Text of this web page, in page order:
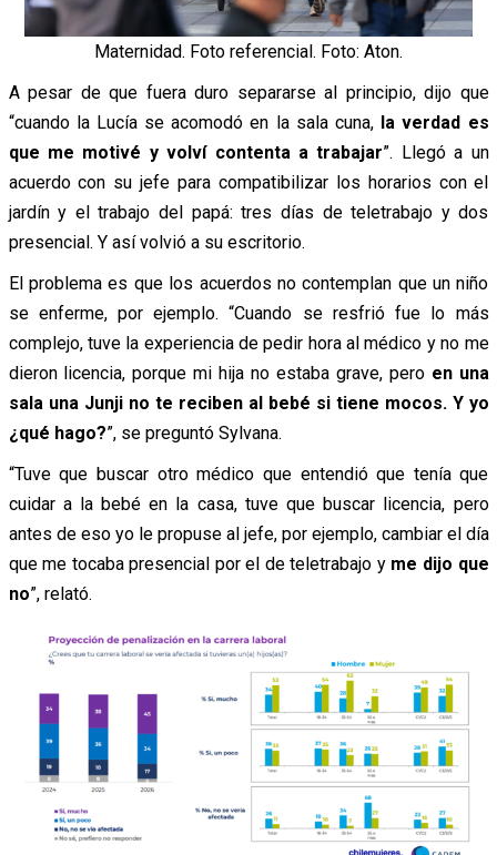
Maternidad. Foto referencial. Foto: Aton.
A pesar de que fuera duro separarse al principio, dijo que
“cuando la Lucía se acomodó en la sala cuna, la verdad es
que me motivé y volví contenta a trabajar”. Llegó a un
acuerdo con su jefe para compatibilizar los horarios con el
jardín y el trabajo del papá: tres días de teletrabajo y dos
presencial. Y así volvió a su escritorio.
El problema es que los acuerdos no contemplan que un niño
se enferme, por ejemplo. “Cuando se resfrió fue lo más
complejo, tuve la experiencia de pedir hora al médico y no me
dieron licencia, porque mi hija no estaba grave, pero en una
sala una Junji no te reciben al bebé si tiene mocos. Y yo
¿qué hago?”, se preguntó Sylvana.
“Tuve que buscar otro médico que entendió que tenía que
cuidar a la bebé en la casa, tuve que buscar licencia, pero
antes de eso yo le propuse al jefe, por ejemplo, cambiar el día
que me tocaba presencial por el de teletrabajo y me dijo que
no”, relató.